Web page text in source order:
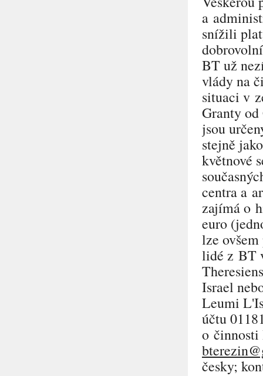
a
snížili
BT už
vlády na
situaci v
Granty od
jsou
stejně
květnové
centra a
zajímá o
euro
lze
lidé z BT
Israel
Leumi
účtu
o činnosti
česky;